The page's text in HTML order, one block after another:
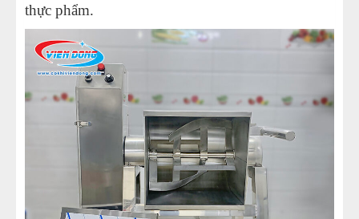
thực phẩm.